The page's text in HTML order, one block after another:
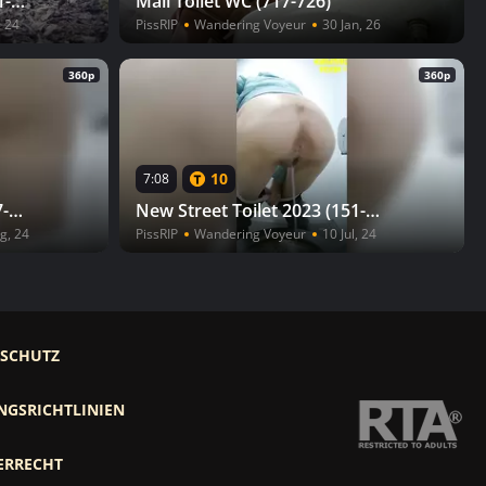
24 PissRIP Wandering Voyeur 30 Jan, 26
360p
New Street Toilet 2023 (197-206)
24
360p
7:08 10
New Street Toilet 2023 (151-160)
PissRIP Wandering Voyeur 10 Jul, 24